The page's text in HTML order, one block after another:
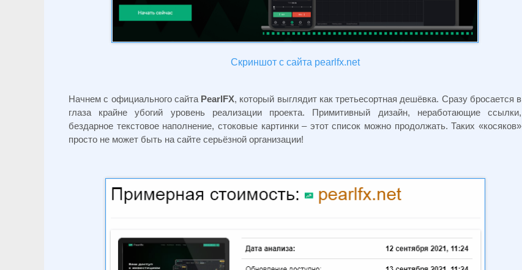
Скриншот с сайта pearlfx.net
Начнем с официального сайта PearlFX, который выглядит как третьесортная дешёвка. Сразу бросается в
глаза крайне убогий уровень реализации проекта. Примитивный дизайн, неработающие ссылки,
бездарное текстовое наполнение, стоковые картинки – этот список можно продолжать. Таких «косяков»
просто не может быть на сайте серьёзной организации!